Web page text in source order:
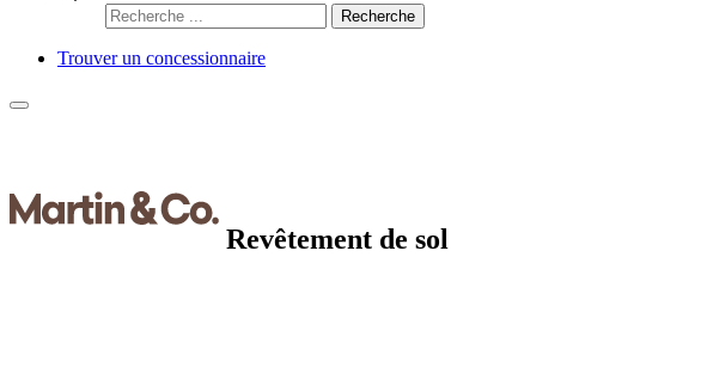
Rechercher
:
Trouver un concessionnaire
Revêtement de sol